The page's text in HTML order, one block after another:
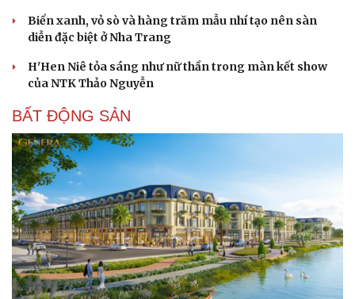
Sức khỏe
Dinh dưỡng - món ngon
Sản phụ khoa
Nhi khoa
Làm đẹp - giảm cân
Phòng mạch online
Ăn sạch sống khỏe
Đời sống
Tình yêu - Gia đình
Biển xanh, vỏ sò và hàng trăm mẫu nhí tạo nên sàn
diễn đặc biệt ở Nha Trang
H'Hen Niê tỏa sáng như nữ thần trong màn kết show
của NTK Thảo Nguyễn
BẤT ĐỘNG SẢN